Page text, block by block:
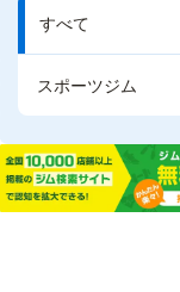
すべて
スポーツジム